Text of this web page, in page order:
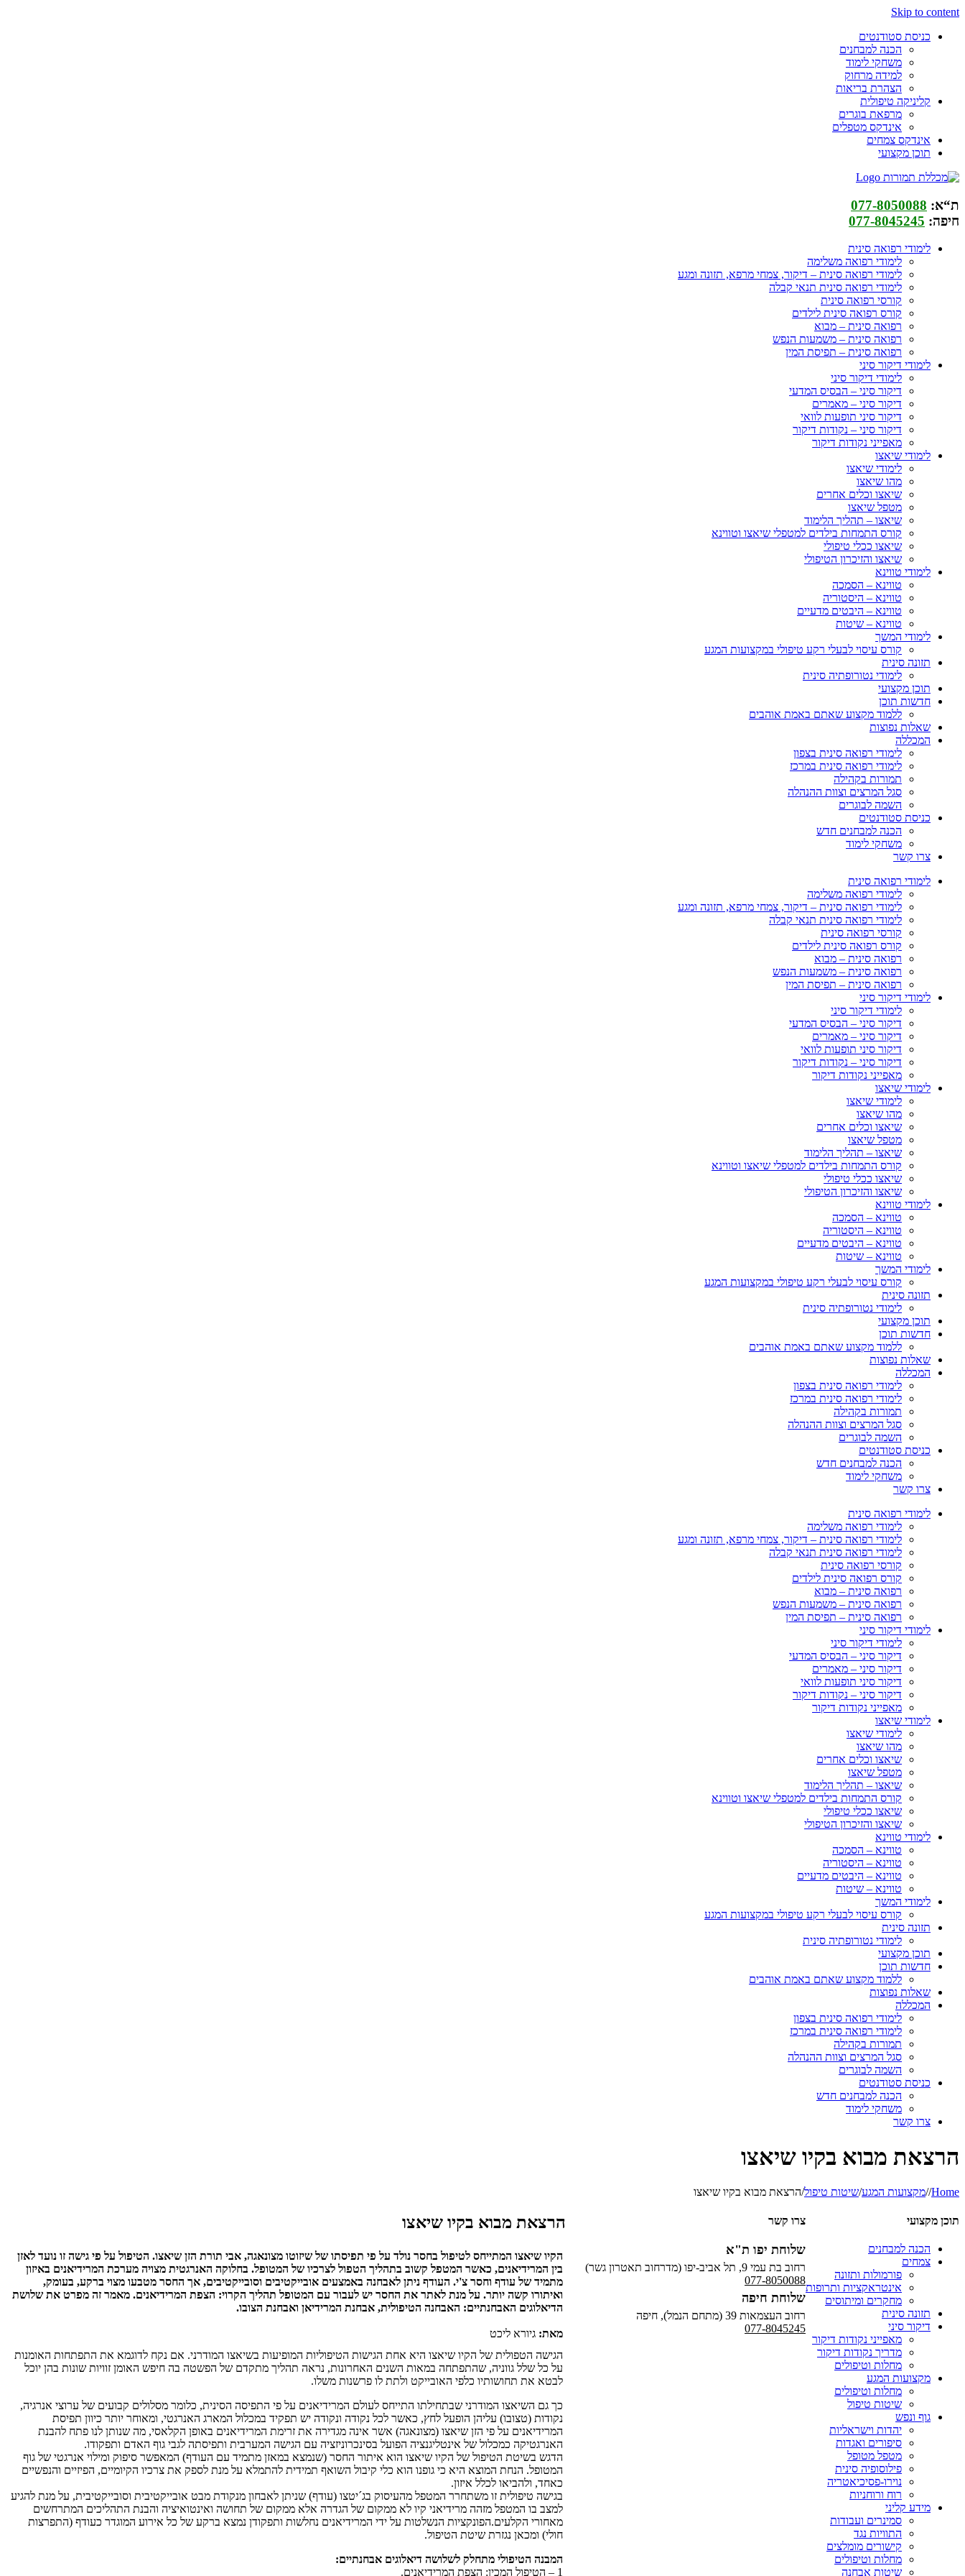
Skip to content
כניסת סטודנטים
הכנה למבחנים
משחקי לימוד
למידה מרחוק
הצהרת בריאות
קליניקה טיפולית
מרפאת בוגרים
אינדקס מטפלים
אינדקס צמחים
תוכן מקצועי
ת“א: 077-8050088
חיפה: 077-8045245
לימודי רפואה סינית
לימודי רפואה משלימה
לימודי רפואה סינית – דיקור, צמחי מרפא, תזונה ומגע
לימודי רפואה סינית תנאי קבלה
קורסי רפואה סינית
קורס רפואה סינית לילדים
רפואה סינית – מבוא
רפואה סינית – משמעות הנפש
רפואה סינית – תפיסת המין
לימודי דיקור סיני
לימודי דיקור סיני
דיקור סיני – הבסיס המדעי
דיקור סיני – מאמרים
דיקור סיני תופעות לוואי
דיקור סיני – נקודות דיקור
מאפייני נקודות דיקור
לימודי שיאצו
לימודי שיאצו
מהו שיאצו
שיאצו וכלים אחרים
מטפל שיאצו
שיאצו – תהליך הלימוד
קורס התמחות בילדים למטפלי שיאצו וטווינא
שיאצו ככלי טיפולי
שיאצו והזיכרון הטיפולי
לימודי טווינא
טווינא – הסמכה
טווינא – היסטוריה
טווינא – היבטים מדעיים
טווינא – שיטות
לימודי המשך
קורס עיסוי לבעלי רקע טיפולי במקצועות המגע
תזונה סינית
לימודי נטורופתיה סינית
תוכן מקצועי
חדשות תוכן
ללמוד מקצוע שאתם באמת אוהבים
שאלות נפוצות
המכללה
לימודי רפואה סינית בצפון
לימודי רפואה סינית במרכז
תמורות בקהילה
סגל המרצים וצוות ההנהלה
השמה לבוגרים
כניסת סטודנטים
הכנה למבחנים חדש
משחקי לימוד
צרו קשר
לימודי רפואה סינית
לימודי רפואה משלימה
לימודי רפואה סינית – דיקור, צמחי מרפא, תזונה ומגע
לימודי רפואה סינית תנאי קבלה
קורסי רפואה סינית
קורס רפואה סינית לילדים
רפואה סינית – מבוא
רפואה סינית – משמעות הנפש
רפואה סינית – תפיסת המין
לימודי דיקור סיני
לימודי דיקור סיני
דיקור סיני – הבסיס המדעי
דיקור סיני – מאמרים
דיקור סיני תופעות לוואי
דיקור סיני – נקודות דיקור
מאפייני נקודות דיקור
לימודי שיאצו
לימודי שיאצו
מהו שיאצו
שיאצו וכלים אחרים
מטפל שיאצו
שיאצו – תהליך הלימוד
קורס התמחות בילדים למטפלי שיאצו וטווינא
שיאצו ככלי טיפולי
שיאצו והזיכרון הטיפולי
לימודי טווינא
טווינא – הסמכה
טווינא – היסטוריה
טווינא – היבטים מדעיים
טווינא – שיטות
לימודי המשך
קורס עיסוי לבעלי רקע טיפולי במקצועות המגע
תזונה סינית
לימודי נטורופתיה סינית
תוכן מקצועי
חדשות תוכן
ללמוד מקצוע שאתם באמת אוהבים
שאלות נפוצות
המכללה
לימודי רפואה סינית בצפון
לימודי רפואה סינית במרכז
תמורות בקהילה
סגל המרצים וצוות ההנהלה
השמה לבוגרים
כניסת סטודנטים
הכנה למבחנים חדש
משחקי לימוד
צרו קשר
לימודי רפואה סינית
לימודי רפואה משלימה
לימודי רפואה סינית – דיקור, צמחי מרפא, תזונה ומגע
לימודי רפואה סינית תנאי קבלה
קורסי רפואה סינית
קורס רפואה סינית לילדים
רפואה סינית – מבוא
רפואה סינית – משמעות הנפש
רפואה סינית – תפיסת המין
לימודי דיקור סיני
לימודי דיקור סיני
דיקור סיני – הבסיס המדעי
דיקור סיני – מאמרים
דיקור סיני תופעות לוואי
דיקור סיני – נקודות דיקור
מאפייני נקודות דיקור
לימודי שיאצו
לימודי שיאצו
מהו שיאצו
שיאצו וכלים אחרים
מטפל שיאצו
שיאצו – תהליך הלימוד
קורס התמחות בילדים למטפלי שיאצו וטווינא
שיאצו ככלי טיפולי
שיאצו והזיכרון הטיפולי
לימודי טווינא
טווינא – הסמכה
טווינא – היסטוריה
טווינא – היבטים מדעיים
טווינא – שיטות
לימודי המשך
קורס עיסוי לבעלי רקע טיפולי במקצועות המגע
תזונה סינית
לימודי נטורופתיה סינית
תוכן מקצועי
חדשות תוכן
ללמוד מקצוע שאתם באמת אוהבים
שאלות נפוצות
המכללה
לימודי רפואה סינית בצפון
לימודי רפואה סינית במרכז
תמורות בקהילה
סגל המרצים וצוות ההנהלה
השמה לבוגרים
כניסת סטודנטים
הכנה למבחנים חדש
משחקי לימוד
צרו קשר
הרצאת מבוא בקיו שיאצו
Home
/
/מקצועות המגע/שיטות טיפול/הרצאת מבוא בקיו שיאצו
הרצאת מבוא בקיו שיאצו
הקיו שיאצו המתייחס לטיפול בחסר נולד על פי תפיסתו של שיזוטו מצונאגה, אבי תורת הזן שיאצו. הטיפול על פי גישה זו נועד לאזן
בין המרידיאנים, כאשר המטפל קשוב בתהליך הטפול לצרכיו של המטופל. בחלוקה האנרגטית מצויה מערכת המרידיאנים באיזון
מתמיד של עודף וחסר צ'י. העודף ניתן לאבחנה באמצעים אובייקטיבים וסובייקטיבים, אך החסר מטבעו מצוי ברקע, בעומק,
ואיתורו קשה יותר. על מנת לאתר את החסר יש לעבור עם המטופל תהליך הקרוי: הצפת המרידיאנים. מאמר זה מפרט את שלושת
הדיאלוגים האבחנתיים: האבחנה הטיפולית, אבחנת המרידיאן ואבחנת הצובו.
מאת: גיורא ליכט
הגישה הטפולית של הקיו שיאצו היא אחת הגישות הטיפוליות המופיעות בשיאצו המודרני. אם נקח לדוגמא את התפתחות האומנות
על כל שלל גווניה, שהתפתחה במאות השנים האחרונות, נראה תהליך מתקדם של הפשטה בה חיפש האומן זוויות שונות בהן יוכל
לבטא את תחושותיו כלפי האובייקט ולתת לו פרשנות משלו.
כך גם השיאצו המודרני שבתחילתו התייחס לעולם המרידיאנים על פי התפיסה הסינית, כלומר מסלולים קבועים של ערוצי אנרגיה,
נקודות (טצובו) עליהן הופעל לחץ, כאשר לכל נקודה ונקודה יש תפקיד במכלול המארג האנרגטי, ומאוחר יותר כיוון תפיסת
המרידיאנים על פי הזן שיאצו (מצונאגה) אשר אינה מגדירה את זרימת המרידיאנים באופן הקלאסי, מה שנותן לנו פתח להבנת
האנרגטיקה כמכלול של אינטליגנציה הפועל בסינכרוניזציה עם הגישה המערבית ותפיסתה לגבי גוף האדם ותפקודו.
הדגש בשיטת הטיפול של הקיו שיאצו הוא איתור החסר (שנמצא במאזן מתמיד עם העודף) המאפשר סיפוק ומילוי אנרגטי של גוף
המטופל. הנחת המוצא היא כי גופנו הוא כלי קיבול השואף תמידית להתמלא על מנת לספק את צרכיו הקיומיים, הפיזיים והנפשיים
כאחד, ולהביאו לכלל איזון.
בגישה טיפולית זו משתחרר המטפל מהעיסוק בג´יטצו (עודף) שניתן לאבחון מנקודת מבט אובייקטיבית וסובייקטיבית, על מנת להגיע
למצב בו המטפל מזהה מרידיאני קיו לא ממקום של הגדרה אלא ממקום של תחושה ואינטואיציה והבנת התהליכים המתרחשים
מאחורי הקלעים.הפונקציות הנשלטות על ידי המרידיאנים נחלשות ותפקודן נמצא ברקע של כל אירוע המוגדר כעודף (התפרצות
חולי) ומכאן נגזרת שיטת הטיפול.
המבנה הטיפולי מתחלק לשלושה דיאלוגים אבחנתיים:
1 – הטיפול המכין: הצפת המרידיאנים.
תוכן מקצועי
הכנה למבחנים
צמחים
פורמולות ותזונה
אינטראקציות ותרופות
מחקרים ומיתוסים
תזונה סינית
דיקור סיני
מאפייני נקודות דיקור
מדריך נקודות דיקור
מחלות וטיפולים
מקצועות המגע
מחלות וטיפולים
שיטות טיפול
גוף ונפש
יהדות וישראליות
סיפורים ואגדות
מטפל מטופל
פילוסופיה סינית
נוירו-פסיכיאטריה
רוח ורוחניות
מידע קליני
סמינרים ועבודות
התוויות נגד
קישורים מומלצים
מחלות וטיפולים
שיטות אבחנה
צרו קשר
שלוחת יפו ת"א
רחוב בת עמי 9, תל אביב-יפו (מדרחוב תאטרון גשר)
077-8050088
שלוחת חיפה
רחוב העצמאות 39 (מתחם הנמל), חיפה
077-8045245